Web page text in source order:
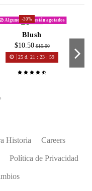
-30%
Algunos tonos están agotados
Blush
$10.50 $15.00
25 d. 21 :23 :59
Historia Careers
Política de Privacidad